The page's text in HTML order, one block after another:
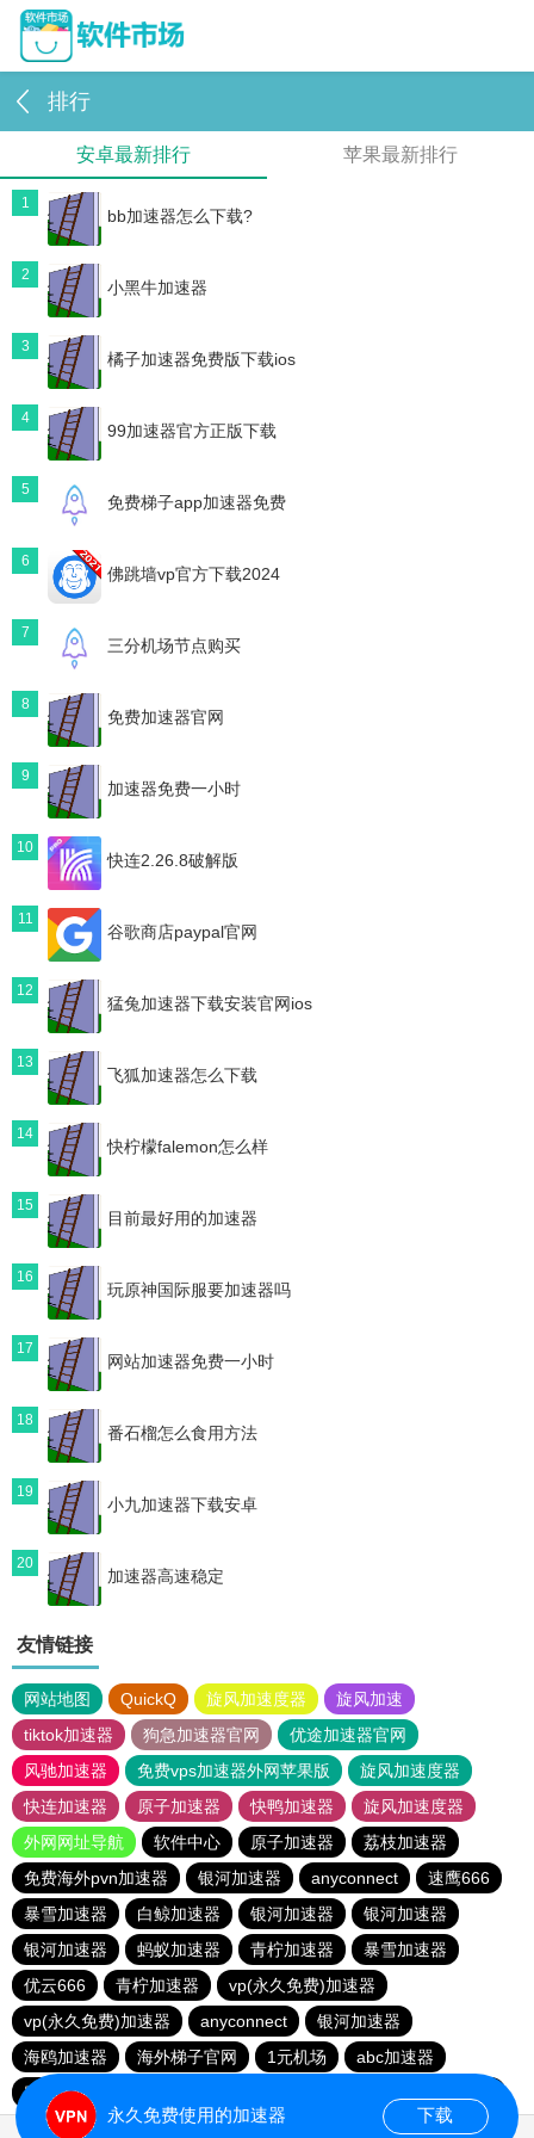
排行
安卓最新排行 苹果最新排行
1
bb加速器怎么下载?
2
小黑牛加速器
3
橘子加速器免费版下载ios
4
99加速器官方正版下载
5
免费梯子app加速器免费
6
佛跳墙vp官方下载2024
7
三分机场节点购买
8
免费加速器官网
9
加速器免费一小时
10
快连2.26.8破解版
11
谷歌商店paypal官网
12
猛兔加速器下载安装官网ios
13
飞狐加速器怎么下载
14
快柠檬falemon怎么样
15
目前最好用的加速器
16
玩原神国际服要加速器吗
17
网站加速器免费一小时
18
番石榴怎么食用方法
19
小九加速器下载安卓
20
加速器高速稳定
友情链接
网站地图 QuickQ 旋风加速度器
旋风加速
tiktok加速器
狗急加速器官网
优途加速器官网
风驰加速器
免费vps加速器外网苹果版
旋风加速度器
快连加速器
原子加速器 快鸭加速器
旋风加速度器
外网网址导航
软件中心 原子加速器
荔枝加速器
免费海外pvn加速器
银河加速器 anyconnect
速鹰666
暴雪加速器
白鲸加速器 银河加速器
银河加速器
银河加速器
蚂蚁加速器 青柠加速器
暴雪加速器
优云666
青柠加速器
vp(永久免费)加速器
vp(永久免费)加速器
anyconnect
银河加速器
海鸥加速器
海外梯子官网 1元机场
abc加速器
蜜蜂加速器
永久免费使用的加速器 下载